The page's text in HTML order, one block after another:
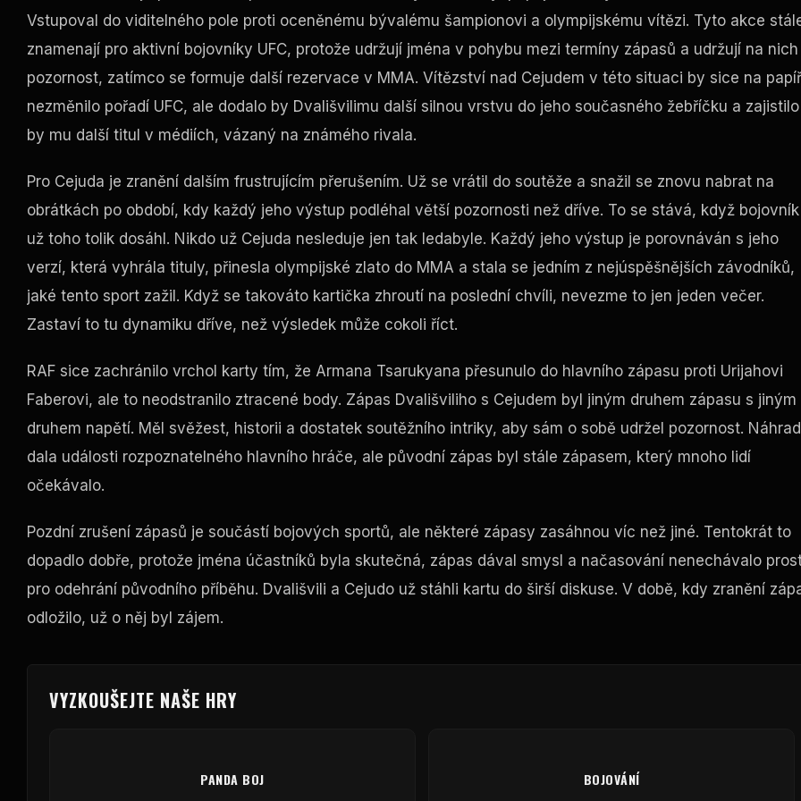
Vstupoval do viditelného pole proti oceněnému bývalému šampionovi a olympijskému vítězi. Tyto akce
znamenají pro aktivní bojovníky UFC, protože udržují jména v pohybu mezi termíny zápasů a udržují na nich
pozornost, zatímco se formuje další rezervace v MMA. Vítězství nad Cejudem v této situaci by sice na
nezměnilo pořadí UFC, ale dodalo by Dvališvilimu další silnou vrstvu do jeho současného žebříčku a zajistilo
by mu další titul v médiích, vázaný na známého rivala.
Pro Cejuda je zranění dalším frustrujícím přerušením. Už se vrátil do soutěže a snažil se znovu nabrat na
obrátkách po období, kdy každý jeho výstup podléhal větší pozornosti než dříve. To se stává, když bojovník
už toho tolik dosáhl. Nikdo už Cejuda nesleduje jen tak ledabyle. Každý jeho výstup je porovnáván s jeho
verzí, která vyhrála tituly, přinesla olympijské zlato do MMA a stala se jedním z nejúspěšnějších závodníků,
jaké tento sport zažil. Když se takováto kartička zhroutí na poslední chvíli, nevezme to jen jeden večer.
Zastaví to tu dynamiku dříve, než výsledek může cokoli říct.
RAF sice zachránilo vrchol karty tím, že Armana Tsarukyana přesunulo do hlavního zápasu proti Urijahovi
Faberovi, ale to neodstranilo ztracené body. Zápas Dvališviliho s Cejudem byl jiným druhem zápasu s jiným
druhem napětí. Měl svěžest, historii a dostatek soutěžního intriky, aby sám o sobě udržel pozornost.
dala události rozpoznatelného hlavního hráče, ale původní zápas byl stále zápasem, který mnoho lidí
očekávalo.
Pozdní zrušení zápasů je součástí bojových sportů, ale některé zápasy zasáhnou víc než jiné. Tentokrát to
dopadlo dobře, protože jména účastníků byla skutečná, zápas dával smysl a načasování nenechávalo
pro odehrání původního příběhu. Dvališvili a Cejudo už stáhli kartu do širší diskuse. V době, kdy zranění
odložilo, už o něj byl zájem.
VYZKOUŠEJTE NAŠE HRY
PANDA BOJ BOJOVÁNÍ